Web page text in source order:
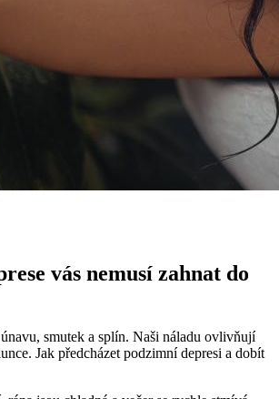
vás nemusí zahnat do
smutek a splín. Naši náladu ovlivňují
Jak předcházet podzimní depresi a dobít